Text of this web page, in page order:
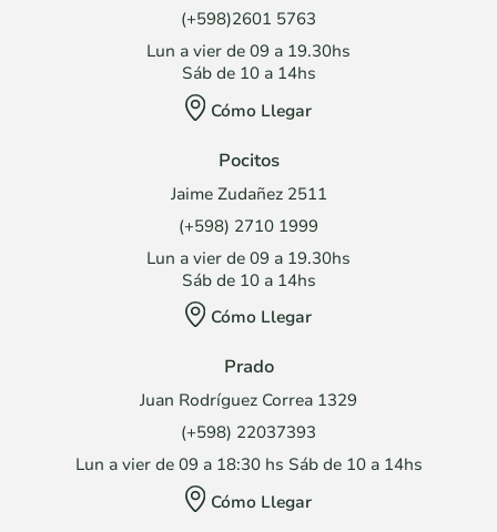
(+598)2601 5763
Lun a vier de 09 a 19.30hs
Sáb de 10 a 14hs
Cómo Llegar
Pocitos
Jaime Zudañez 2511
(+598) 2710 1999
Lun a vier de 09 a 19.30hs
Sáb de 10 a 14hs
Cómo Llegar
Prado
Juan Rodríguez Correa 1329
(+598) 22037393
Lun a vier de 09 a 18:30 hs Sáb de 10 a 14hs
Cómo Llegar